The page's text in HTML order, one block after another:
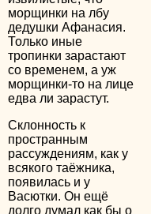
морщинки на лбу
дедушки Афанасия.
Только иные
тропинки зарастают
со временем, а уж
морщинки-то на лице
едва ли зарастут.
Склонность к
пространным
рассуждениям, как у
всякого таёжника,
появилась и у
Васютки. Он ещё
долго думал как бы о